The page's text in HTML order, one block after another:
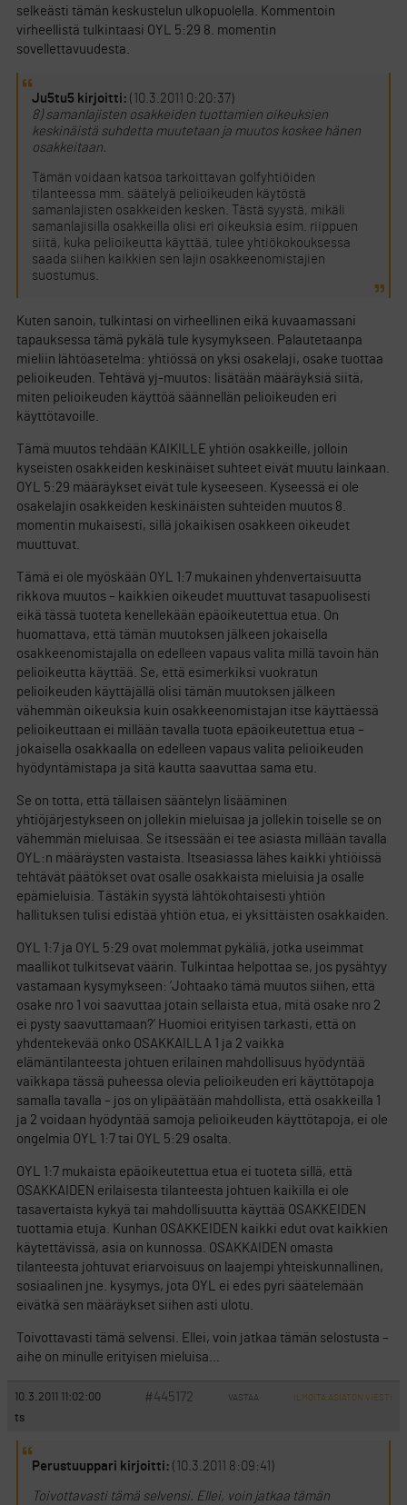
selkeästi tämän keskustelun ulkopuolella. Kommentoin
virheellistä tulkintaasi OYL 5:29 8. momentin
sovellettavuudesta.
Ju5tu5 kirjoitti: (10.3.2011 0:20:37)
8) samanlajisten osakkeiden tuottamien oikeuksien
keskinäistä suhdetta muutetaan ja muutos koskee hänen
osakkeitaan.
Tämän voidaan katsoa tarkoittavan golfyhtiöiden
tilanteessa mm. säätelyä pelioikeuden käytöstä
samanlajisten osakkeiden kesken. Tästä syystä, mikäli
samanlajisilla osakkeilla olisi eri oikeuksia esim. riippuen
siitä, kuka pelioikeutta käyttää, tulee yhtiökokouksessa
saada siihen kaikkien sen lajin osakkeenomistajien
suostumus.
Kuten sanoin, tulkintasi on virheellinen eikä kuvaamassani
tapauksessa tämä pykälä tule kysymykseen. Palautetaanpa
mieliin lähtöasetelma: yhtiössä on yksi osakelaji, osake tuottaa
pelioikeuden. Tehtävä yj-muutos: lisätään määräyksiä siitä,
miten pelioikeuden käyttöä säännellän pelioikeuden eri
käyttötavoille.
Tämä muutos tehdään KAIKILLE yhtiön osakkeille, jolloin
kyseisten osakkeiden keskinäiset suhteet eivät muutu lainkaan.
OYL 5:29 määräykset eivät tule kyseeseen. Kyseessä ei ole
osakelajin osakkeiden keskinäisten suhteiden muutos 8.
momentin mukaisesti, sillä jokaikisen osakkeen oikeudet
muuttuvat.
Tämä ei ole myöskään OYL 1:7 mukainen yhdenvertaisuutta
rikkova muutos – kaikkien oikeudet muuttuvat tasapuolisesti
eikä tässä tuoteta kenellekään epäoikeutettua etua. On
huomattava, että tämän muutoksen jälkeen jokaisella
osakkeenomistajalla on edelleen vapaus valita millä tavoin hän
pelioikeutta käyttää. Se, että esimerkiksi vuokratun
pelioikeuden käyttäjällä olisi tämän muutoksen jälkeen
vähemmän oikeuksia kuin osakkeenomistajan itse käyttäessä
pelioikeuttaan ei millään tavalla tuota epäoikeutettua etua –
jokaisella osakkaalla on edelleen vapaus valita pelioikeuden
hyödyntämistapa ja sitä kautta saavuttaa sama etu.
Se on totta, että tällaisen sääntelyn lisääminen
yhtiöjärjestykseen on jollekin mieluisaa ja jollekin toiselle se on
vähemmän mieluisaa. Se itsessään ei tee asiasta millään tavalla
OYL:n määräysten vastaista. Itseasiassa lähes kaikki yhtiöissä
tehtävät päätökset ovat osalle osakkaista mieluisia ja osalle
epämieluisia. Tästäkin syystä lähtökohtaisesti yhtiön
hallituksen tulisi edistää yhtiön etua, ei yksittäisten osakkaiden.
OYL 1:7 ja OYL 5:29 ovat molemmat pykäliä, jotka useimmat
maallikot tulkitsevat väärin. Tulkintaa helpottaa se, jos pysähtyy
vastamaan kysymykseen: ’Johtaako tämä muutos siihen, että
osake nro 1 voi saavuttaa jotain sellaista etua, mitä osake nro 2
ei pysty saavuttamaan?’ Huomioi erityisen tarkasti, että on
yhdentekevää onko OSAKKAILLA 1 ja 2 vaikka
elämäntilanteesta johtuen erilainen mahdollisuus hyödyntää
vaikkapa tässä puheessa olevia pelioikeuden eri käyttötapoja
samalla tavalla – jos on ylipäätään mahdollista, että osakkeilla 1
ja 2 voidaan hyödyntää samoja pelioikeuden käyttötapoja, ei ole
ongelmia OYL 1:7 tai OYL 5:29 osalta.
OYL 1:7 mukaista epäoikeutettua etua ei tuoteta sillä, että
OSAKKAIDEN erilaisesta tilanteesta johtuen kaikilla ei ole
tasavertaista kykyä tai mahdollisuutta käyttää OSAKKEIDEN
tuottamia etuja. Kunhan OSAKKEIDEN kaikki edut ovat kaikkien
käytettävissä, asia on kunnossa. OSAKKAIDEN omasta
tilanteesta johtuvat eriarvoisuus on laajempi yhteiskunnallinen,
sosiaalinen jne. kysymys, jota OYL ei edes pyri säätelemään
eivätkä sen määräykset siihen asti ulotu.
Toivottavasti tämä selvensi. Ellei, voin jatkaa tämän selostusta –
aihe on minulle erityisen mieluisa…
10.3.2011 11:02:00 #445172 VASTAA ILMOITA ASIATON VIESTI
ts
Perustuuppari kirjoitti: (10.3.2011 8:09:41)
Toivottavasti tämä selvensi. Ellei, voin jatkaa tämän